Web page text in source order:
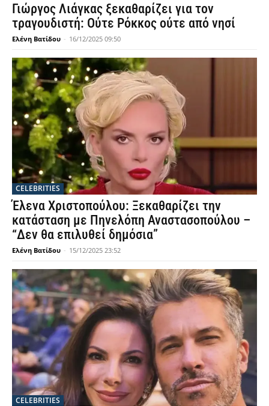
Γιώργος Λιάγκας ξεκαθαρίζει για τον
τραγουδιστή: Ούτε Ρόκκος ούτε από νησί
Ελένη Βατίδου - 16/12/2025 09:50
CELEBRITIES
Έλενα Χριστοπούλου: Ξεκαθαρίζει την
κατάσταση με Πηνελόπη Αναστασοπούλου –
“Δεν θα επιλυθεί δημόσια”
Ελένη Βατίδου - 15/12/2025 23:52
CELEBRITIES